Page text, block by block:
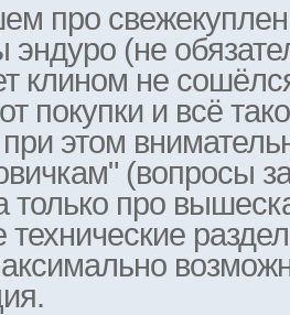
про
эндуро (не
клином не
покупки и всё
этом
(вопросы
только про
технические